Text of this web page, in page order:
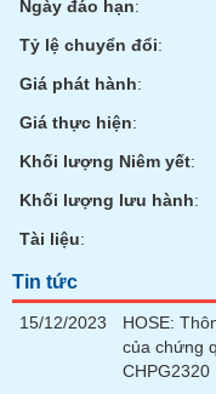
Ngày đáo hạn:
Tỷ lệ chuyển đổi:
Giá phát hành:
Giá thực hiện:
Khối lượng Niêm yết:
Khối lượng lưu hành:
Tài liệu:
Tin tức
15/12/2023
HOSE:
của chứng
CHPG2320